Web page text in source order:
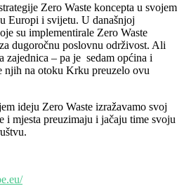
Zero Waste koncepta u svojem
Europi i svijetu. U današnjoj
su implementirale Zero Waste
dugoročnu poslovnu održivost. Ali
zajednica – pa je sedam općina i
njih na otoku Krku preuzelo ovu
ideju Zero Waste izražavamo svoj
i mjesta preuzimaju i jačaju time svoju